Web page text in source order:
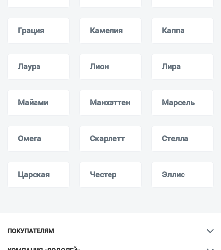
Грация Камелия Каппа
Лаура Лион Лира
Майами Манхэттен Марсель
Омега Скарлетт Стелла
Царская Честер Эллис
ПОКУПАТЕЛЯМ